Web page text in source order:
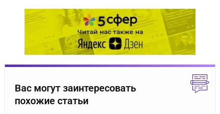
Вас могут заинтересовать
похожие статьи